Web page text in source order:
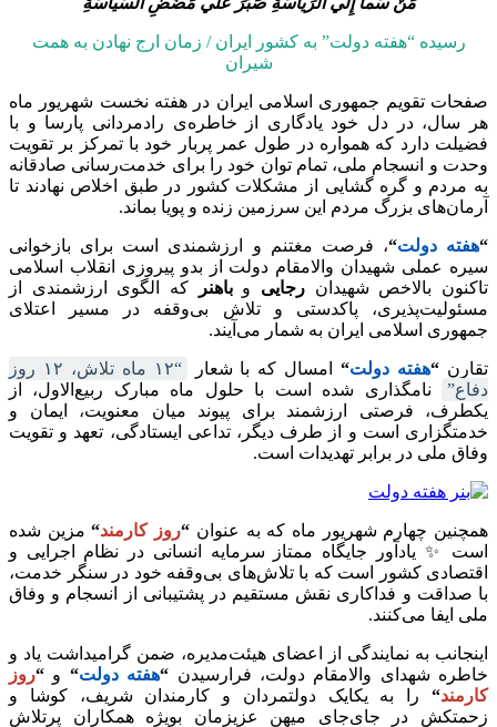
رسیده “هفته دولت” به کشور ایران / زمان ارج نهادن به همت
شیران
صفحات تقویم جمهوری اسلامی ایران در هفته نخست شهریور ماه
هر سال، در دل خود یادگاری از خاطره‌ی رادمردانی پارسا و با
فضیلت دارد که همواره در طول عمر پربار خود با تمرکز بر تقویت
وحدت و انسجام ملی، تمام توان خود را برای خدمت‌رسانی صادقانه
به مردم و گره گشایی از مشکلات کشور در طبق اخلاص نهادند تا
آرمان‌های بزرگ مردم این سرزمین زنده و پویا بماند.
“هفته دولت“، فرصت مغتنم و ارزشمندی است برای بازخوانی
سیره عملی شهیدان والامقام دولت از بدو پیروزی انقلاب اسلامی
تاکنون بالاخص شهیدان رجایی و باهنر که الگوی ارزشمندی از
مسئولیت‌پذیری، پاکدستی و تلاش بی‌وقفه در مسیر اعتلای
جمهوری اسلامی ایران به شمار می‌آیند.
تقارن “هفته دولت“امسال که با شعار
“۱۲ ماه تلاش، ۱۲ روز
دفاع”
نامگذاری شده است با حلول ماه مبارک ربیع‌الاول، از
یکطرف، فرصتی ارزشمند برای پیوند میان معنویت، ایمان و
خدمتگزاری است و از طرف دیگر، تداعی ایستادگی، تعهد و تقویت
وفاق ملی در برابر تهدیدات است.
همچنین چهارم شهریور ماه که به عنوان “روز کارمند“مزین شده
است ✨ یادآور جایگاه ممتاز سرمایه انسانی در نظام اجرایی و
اقتصادی کشور است که با تلاش‌های بی‌وقفه خود در سنگر خدمت،
با صداقت و فداکاری نقش مستقیم در پشتیبانی از انسجام و وفاق
ملی ایفا می‌کنند.
اینجانب به نمایندگی از اعضای هیئت‌مدیره، ضمن گرامیداشت یاد و
خاطره شهدای والامقام دولت، فرارسیدن “هفته دولت“ و “روز
کارمند“ را به یکایک دولتمردان و کارمندان شریف، کوشا و
زحمتکش در جای‌جای میهن عزیزمان بویژه همکاران پرتلاش